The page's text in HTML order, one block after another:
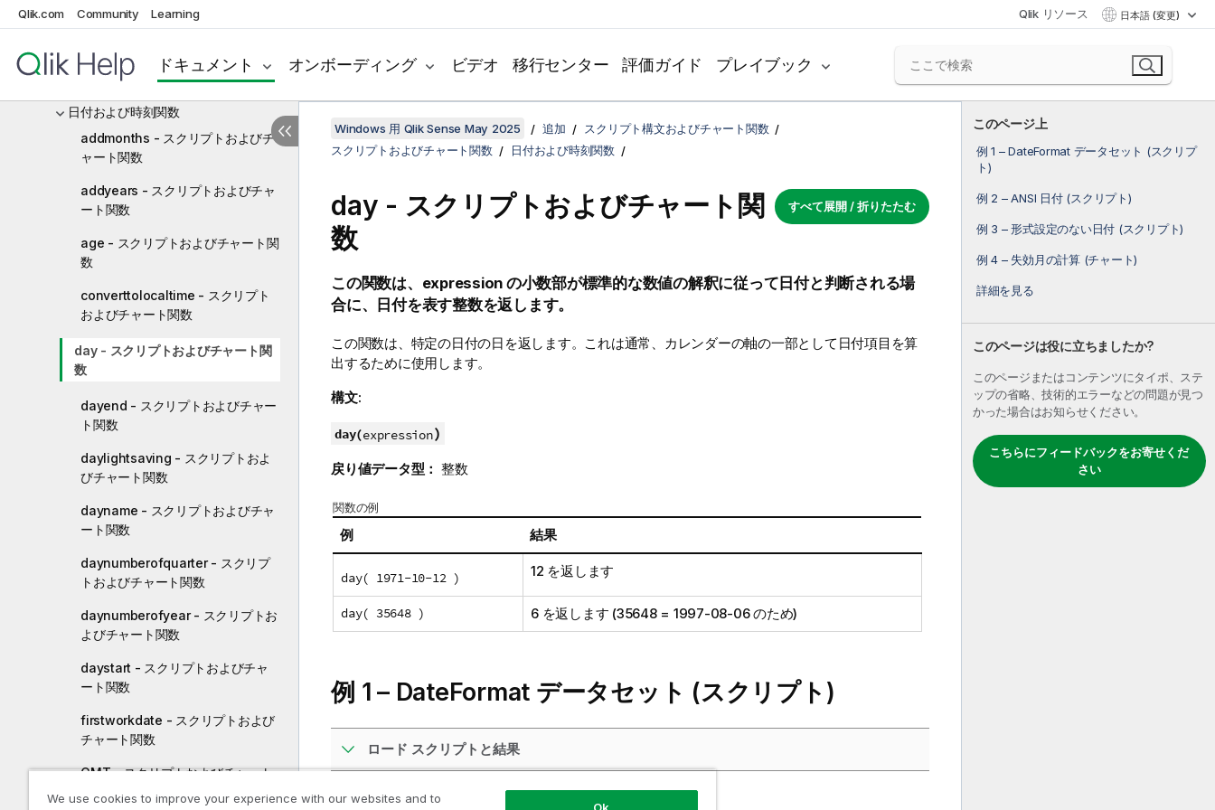
Qlik.com Community Learning Qlik リソース 日本語 (変更)
ドキュメント オンボーディング ビデオ 移行センター 評価ガイド プレイブック
カラー関数
カウンタ関数
日付および時刻関数
addmonths - スクリプトおよびチ
ャート関数
addyears - スクリプトおよびチャ
ート関数
age - スクリプトおよびチャート関
数
converttolocaltime - スクリプト
およびチャート関数
day - スクリプトおよびチャート関
数
dayend - スクリプトおよびチャー
ト関数
daylightsaving - スクリプトおよ
びチャート関数
dayname - スクリプトおよびチャ
ート関数
daynumberofquarter - スクリプ
トおよびチャート関数
daynumberofyear - スクリプトお
よびチャート関数
daystart - スクリプトおよびチャ
ート関数
firstworkdate - スクリプトおよび
チャート関数
GMT - スクリプトおよびチャート
このページ上
例 1 – DateFormat データセット (スクリプ
ト)
例 2 – ANSI 日付 (スクリプト)
例 3 – 形式設定のない日付 (スクリプト)
例 4 – 失効月の計算 (チャート)
詳細を見る
このページは役に立ちましたか?
このページまたはコンテンツにタイポ、ステ
ップの省略、技術的エラーなどの問題が見つ
かった場合はお知らせください。
こちらにフィードバックをお寄せくだ
さい
Windows 用 Qlik Sense May 2025 追加
スクリプト構文およびチャート関数
スクリプトおよびチャート関数
日付および時刻関数
すべて展開 / 折りたたむ
day - スクリプトおよびチャート関
数
この関数は、 expression の小数部が標準的な数値の解釈に従って日付と判断される場
合に、日付を表す整数を返します。
この関数は、特定の日付の日を返します。これは通常、カレンダーの軸の一部として日付項目を算
出するために使用します。
構文:
day(expression)
戻り値データ型： 整数
関数の例
例 結果
day( 1971-10-12 ) 12 を返します
day( 35648 ) 6 を返します (35648 = 1997-08-06 のため)
例 1 – DateFormat データセット (スクリプト)
ロード スクリプトと結果
We use cookies to improve your experience with our websites and to